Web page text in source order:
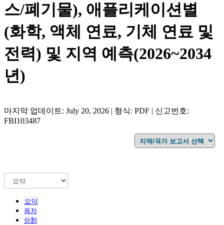
스/폐기물), 애플리케이션별
(화학, 액체 연료, 기체 연료 및
전력) 및 지역 예측(2026~2034
년)
마지막 업데이트: July 20, 2026 | 형식: PDF | 신고번호:
FBI103487
요약
목차
分割